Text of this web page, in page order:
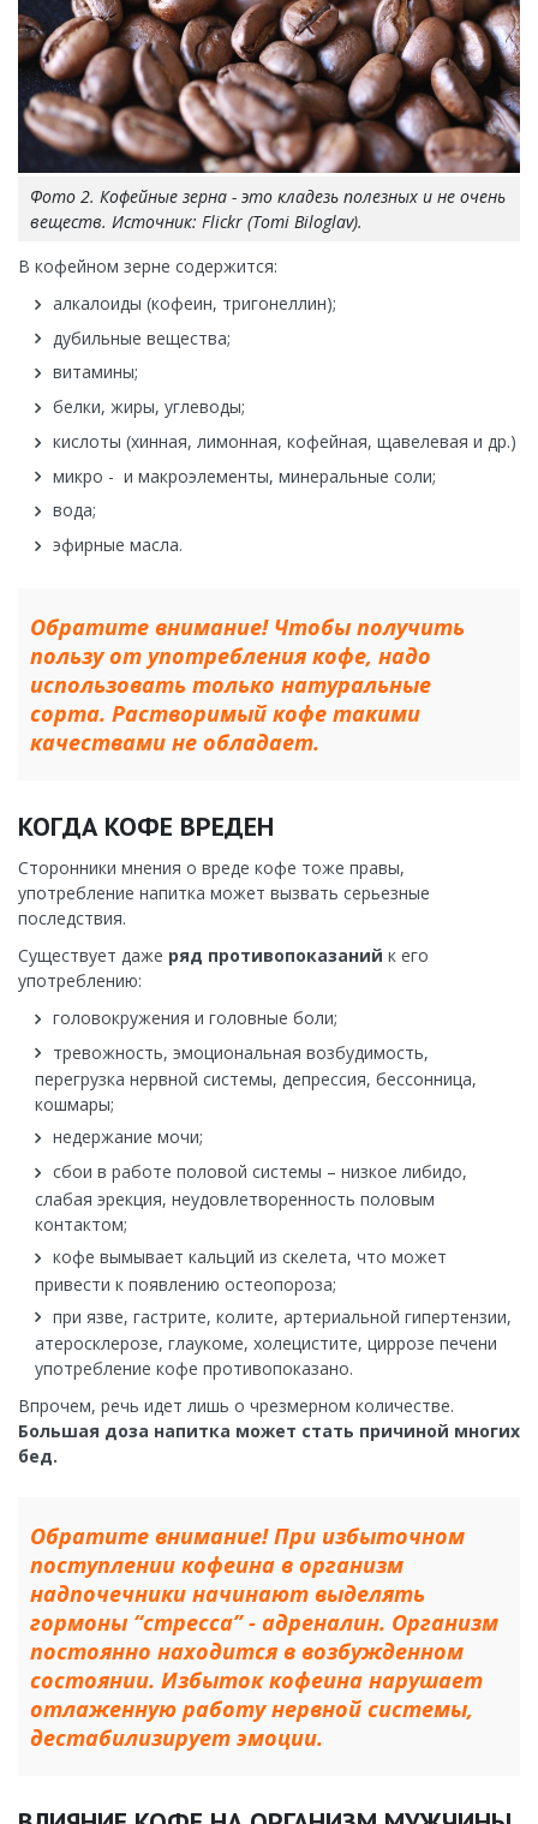
Фото 2. Кофейные зерна - это кладезь полезных и не очень
веществ. Источник: Flickr (Tomi Biloglav).
В кофейном зерне содержится:
алкалоиды (кофеин, тригонеллин);
дубильные вещества;
витамины;
белки, жиры, углеводы;
кислоты (хинная, лимонная, кофейная, щавелевая и др.)
микро - и макроэлементы, минеральные соли;
вода;
эфирные масла.
Обратите внимание! Чтобы получить
пользу от употребления кофе, надо
использовать только натуральные
сорта. Растворимый кофе такими
качествами не обладает.
КОГДА КОФЕ ВРЕДЕН
Сторонники мнения о вреде кофе тоже правы,
употребление напитка может вызвать серьезные
последствия.
Существует даже ряд противопоказаний к его
употреблению:
головокружения и головные боли;
тревожность, эмоциональная возбудимость,
перегрузка нервной системы, депрессия, бессонница,
кошмары;
недержание мочи;
сбои в работе половой системы – низкое либидо,
слабая эрекция, неудовлетворенность половым
контактом;
кофе вымывает кальций из скелета, что может
привести к появлению остеопороза;
при язве, гастрите, колите, артериальной гипертензии,
атеросклерозе, глаукоме, холецистите, циррозе печени
употребление кофе противопоказано.
Впрочем, речь идет лишь о чрезмерном количестве.
Большая доза напитка может стать причиной многих
бед.
Обратите внимание! При избыточном
поступлении кофеина в организм
надпочечники начинают выделять
гормоны “стресса” - адреналин. Организм
постоянно находится в возбужденном
состоянии. Избыток кофеина нарушает
отлаженную работу нервной системы,
дестабилизирует эмоции.